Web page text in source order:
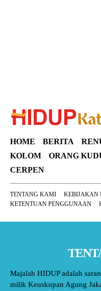
HOME BERITA
KOLOM
ORANG
CERPEN
TENTANG KAMI
KEBIJAKAN
KETENTUAN PENGGUNAAN
Majalah HIDUP adalah
milik Keuskupan Agung